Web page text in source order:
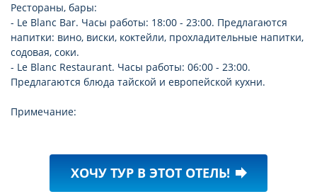
Рестораны, бары:
- Le Blanc Bar. Часы работы: 18:00 - 23:00. Предлагаются
напитки: вино, виски, коктейли, прохладительные напитки,
содовая, соки.
- Le Blanc Restaurant. Часы работы: 06:00 - 23:00.
Предлагаются блюда тайской и европейской кухни.
Примечание:
ХОЧУ ТУР В ЭТОТ ОТЕЛЬ! forward